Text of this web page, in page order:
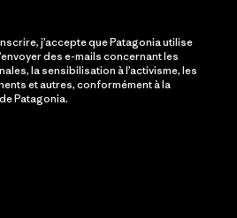
j’accepte que Patagonia utilise
des e-mails concernant les
la sensibilisation à l’activisme, les
et autres, conformément à la
de Patagonia.